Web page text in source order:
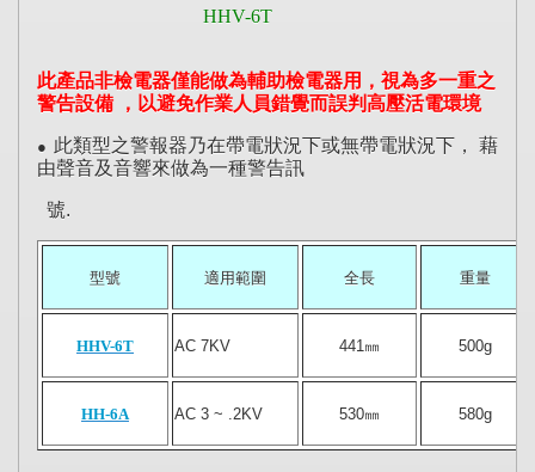
HHV-6T
此產品非檢電器僅能做為輔助檢電器用，視為多一重之
警告設備 ，以避免作業人員錯覺而誤判高壓活電環境
● 此類型之警報器乃在帶電狀況下或無帶電狀況下， 藉
由聲音及音響來做為一種警告訊
號.
型號 適用範圍 全長 重量
HHV-6T AC 7KV 441㎜ 500g
HH-6A AC 3 ~ .2KV 530㎜ 580g